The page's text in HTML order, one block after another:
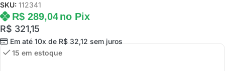
SKU: 112341
R$ 321,15
Em até 10x deR$32,12sem juros
R$289,04 no Pix
15 em estoque